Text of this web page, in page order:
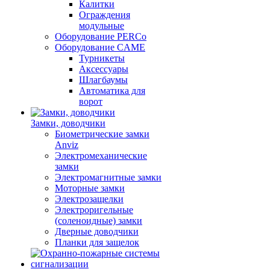
Калитки
Ограждения
модульные
Оборудование PERCo
Оборудование CAME
Турникеты
Аксессуары
Шлагбаумы
Автоматика для
ворот
Замки, доводчики
Биометрические замки
Anviz
Электромеханические
замки
Электромагнитные замки
Моторные замки
Электрозащелки
Электроригельные
(cоленоидные) замки
Дверные доводчики
Планки для защелок